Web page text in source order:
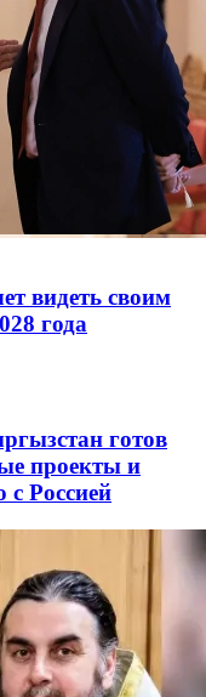
видеть своим
года
готов
проекты и
с Россией